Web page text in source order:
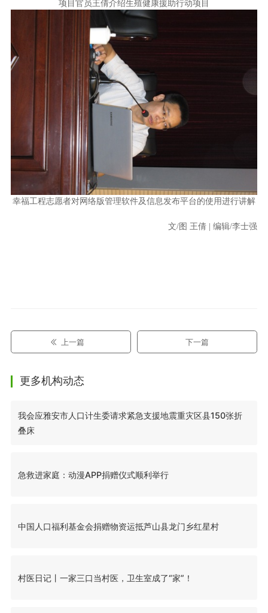
项目官员王倩介绍生殖健康援助行动项目
幸福工程志愿者对网络版管理软件及信息发布平台的使用进行讲解
文/图 王倩 | 编辑/李士强
上一篇 下一篇
更多机构动态
我会应雅安市人口计生委请求紧急支援地震重灾区县150张折
叠床
急救进家庭：动漫APP捐赠仪式顺利举行
中国人口福利基金会捐赠物资运抵芦山县龙门乡红星村
村医日记丨一家三口当村医，卫生室成了“家”！